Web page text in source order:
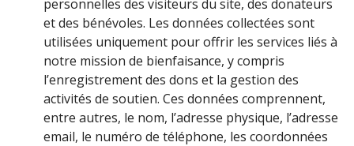
personnelles des visiteurs du site, des donateurs
et des bénévoles. Les données collectées sont
utilisées uniquement pour offrir les services liés à
notre mission de bienfaisance, y compris
l’enregistrement des dons et la gestion des
activités de soutien. Ces données comprennent,
entre autres, le nom, l’adresse physique, l’adresse
email, le numéro de téléphone, les coordonnées